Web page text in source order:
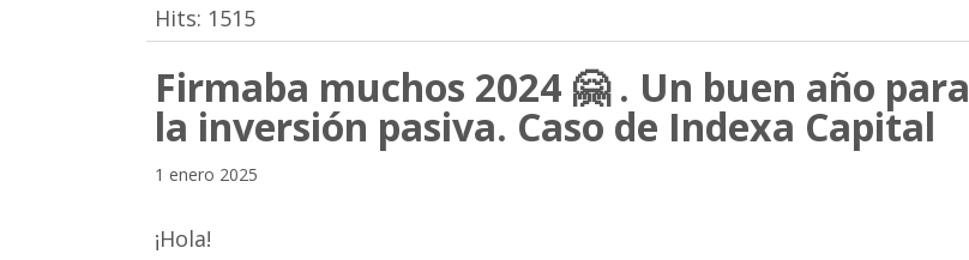
Hits: 1515
Firmaba muchos 2024 🤗 . Un buen año para
la inversión pasiva. Caso de Indexa Capital
1 enero 2025
¡Hola!